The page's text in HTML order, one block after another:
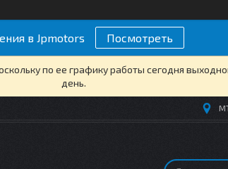
в Jpmotors Посмотреть
по ее графику работы сегодня
день.